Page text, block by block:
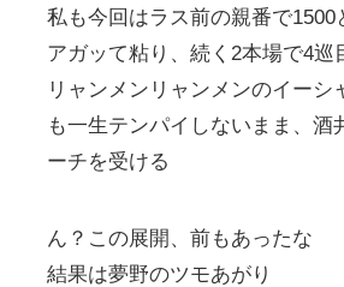
私も今回はラス前の親番で1500
アガッて粘り、続く2本場で4巡
リャンメンリャンメンのイーシ
も一生テンパイしないまま、酒
ーチを受ける
ん？この展開、前もあったな
結果は夢野のツモあがり